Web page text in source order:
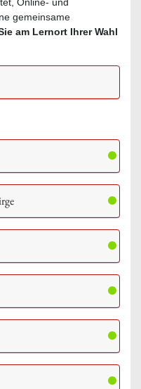
gemeinsame
am Lernort Ihrer Wahl